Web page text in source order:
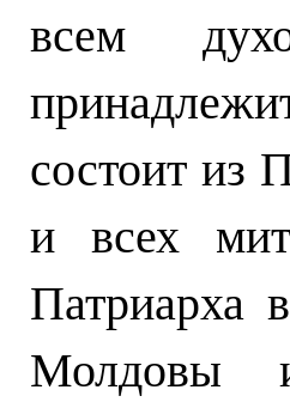
всем
состоит из
и всех
Патриарха
Молдовы